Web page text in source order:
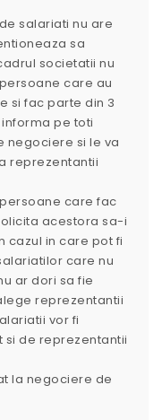
salariati nu are
sa
societatii nu
care au
si fac parte din 3
pe toti
negociere si le va
reprezentantii
care fac
acestora sa-i
cazul in care pot fi
care nu
ar dori sa fie
reprezentantii
vor fi
de reprezentantii
la negociere de